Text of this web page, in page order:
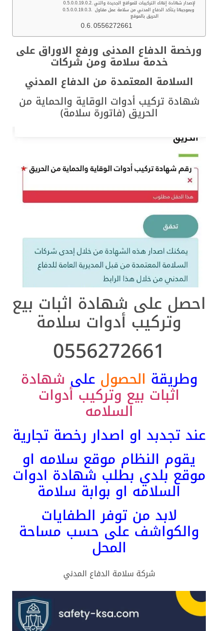
لإصدار شهادة إنهاء التركيبات للمواقع الجديدة والتي
وبموجبها يتأكد الدفاع المدني من سلامة عمل مقاول
الحريق بالموقع
0556272661
ورخصة الدفاع المدنى ورفع الاوراق على
خدمة سلامة ومن شركات
السلامة المعتمدة من الدفاع المدني
شهادة تركيب أدوات الوقاية والحماية من
الحريق (فاتورة سلامة)
احصل على شهادة اثبات بيع
وتركيب أدوات سلامة
0556272661
وطريقةالحصولعلىشهادة
اثبات بيع وتركيب أدوات
السلامه
عند تجدبد او اصدار رخصة تجارية
يقوم النظام موقع سلامه او
موقع بلدي بطلب شهادة ادوات
السلامه او بوابة سلامة
لابد من توفر الطفايات
والكواشف على حسب مساحة
المحل
شركة سلامة الدفاع المدني